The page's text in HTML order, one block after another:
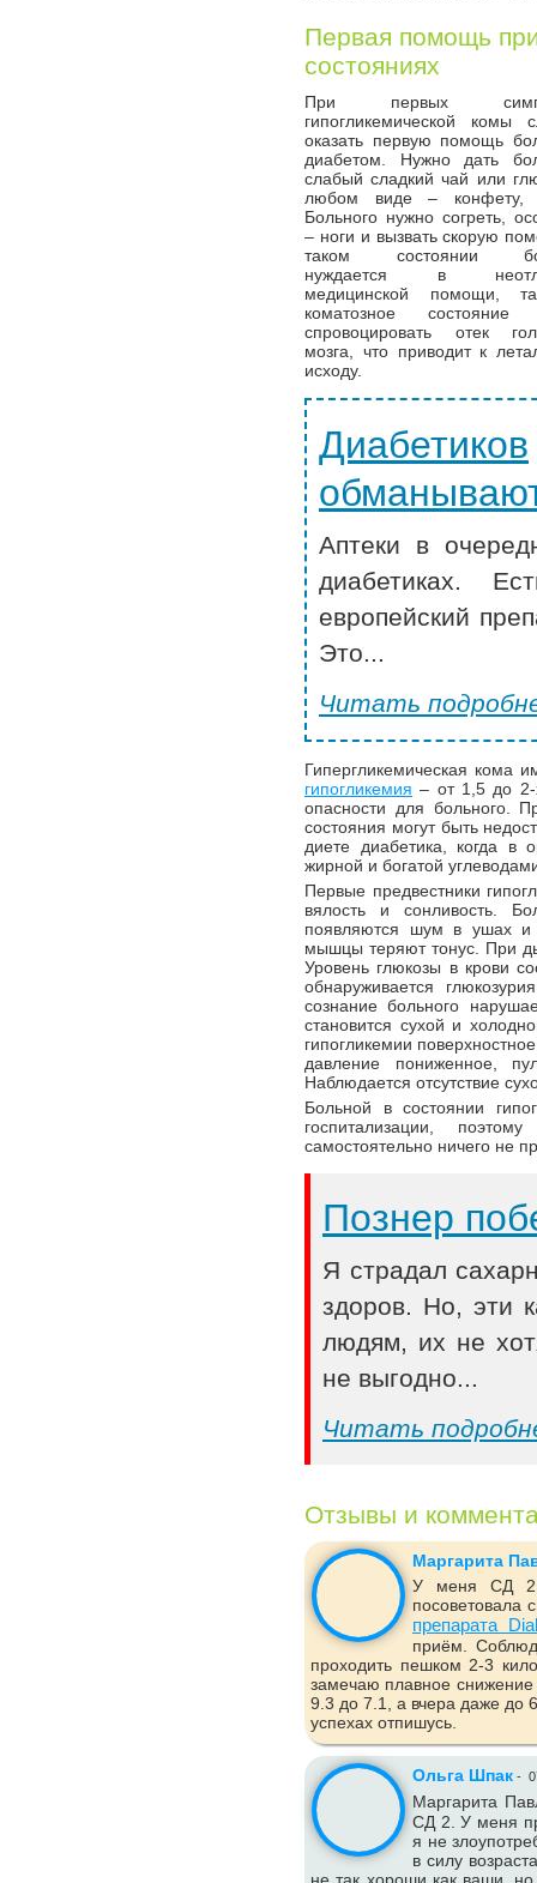
Первая помощь
состояниях
При первых
гипогликемической комы
оказать первую помощь
диабетом. Нужно дать
слабый сладкий чай или
любом виде – конфету,
Больного нужно согреть,
– ноги и вызвать скорую
таком состоянии
нуждается в
медицинской помощи,
коматозное состояние
спровоцировать отек
мозга, что приводит к
исходу.
Диабетиков
Аптеки в
диабетиках.
европейский
Это...
Читать
Гипергликемическая кома
гипогликемия – от 1,5 до
опасности для больного.
состояния могут быть
диете диабетика, когда в
жирной и богатой
Первые предвестники
вялость и сонливость.
появляются шум в ушах и
мышцы теряют тонус. При
Уровень глюкозы в крови
обнаруживается
сознание больного
становится сухой и
гипогликемии
давление пониженное,
Наблюдается отсутствие
Больной в состоянии
госпитализации,
самостоятельно ничего не
Познер
Я страдал
здоров. Но, эти
людям, их не
не выгодно...
Читать
Отзывы и
Маргарита
У меня СД 2
посоветовала
препарата
приём.
проходить пешком 2-3
замечаю плавное снижение
9.3 до 7.1, а вчера даже до
успехах отпишусь.
Ольга Шпак -
Маргарита
СД 2. У меня
я не
в силу